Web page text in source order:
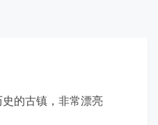
的古镇，非常漂亮